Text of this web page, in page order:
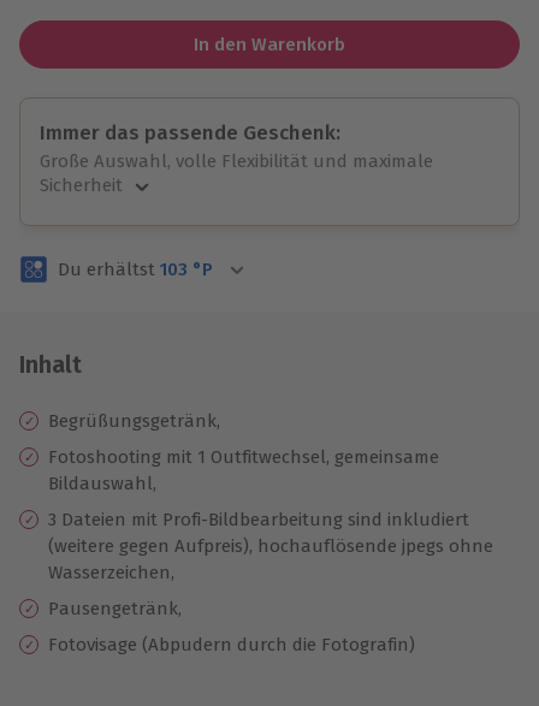
In den Warenkorb
Immer das passende Geschenk:
Große Auswahl, volle Flexibilität und maximale
Sicherheit
Volle Flexibilität
3 Jahre gültig & verlängerbar.
Du erhältst 103 °P
Inhalt
Begrüßungsgetränk,
Fotoshooting mit 1 Outfitwechsel, gemeinsame
Bildauswahl,
3 Dateien mit Profi-Bildbearbeitung sind inkludiert
(weitere gegen Aufpreis), hochauflösende jpegs ohne
Wasserzeichen,
Pausengetränk,
Fotovisage (Abpudern durch die Fotografin)